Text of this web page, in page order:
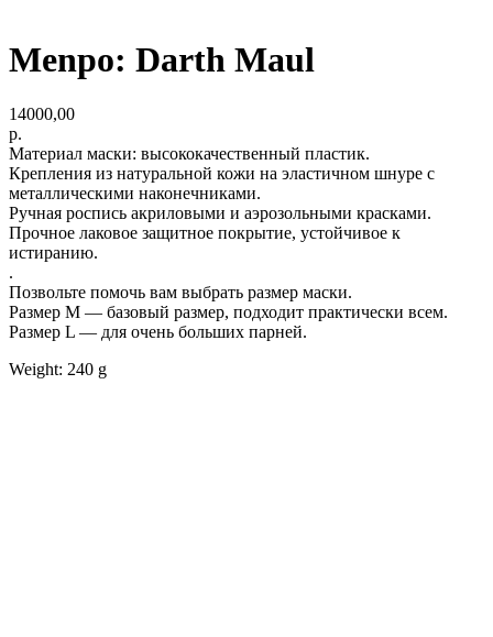
Menpo: Darth Maul
14000,00
р.
Материал маски: высококачественный пластик.
Крепления из натуральной кожи на эластичном шнуре с
металлическими наконечниками.
Ручная роспись акриловыми и аэрозольными красками.
Прочное лаковое защитное покрытие, устойчивое к
истиранию.
.
Позвольте помочь вам выбрать размер маски.
Размер М — базовый размер, подходит практически всем.
Размер L — для очень больших парней.
Weight: 240 g